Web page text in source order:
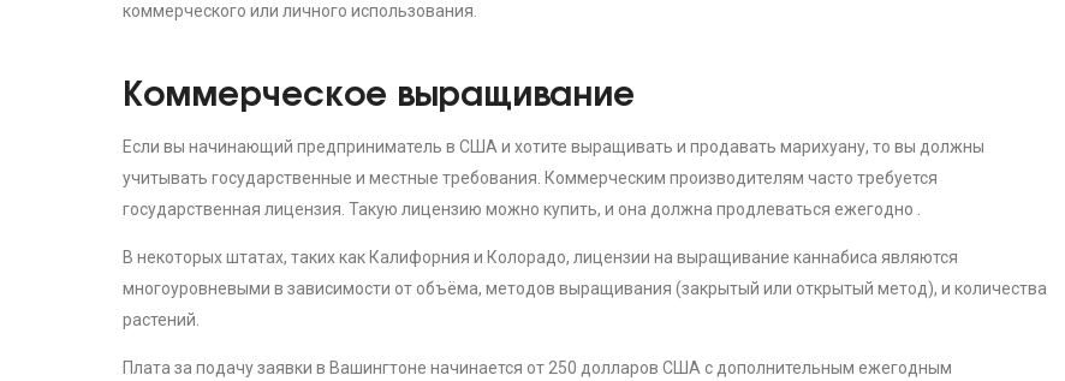
коммерческого или личного использования.
Коммерческое выращивание
Если вы начинающий предприниматель в США и хотите выращивать и продавать марихуану, то вы должны
учитывать государственные и местные требования. Коммерческим производителям часто требуется
государственная лицензия. Такую лицензию можно купить, и она должна продлеваться ежегодно .
В некоторых штатах, таких как Калифорния и Колорадо, лицензии на выращивание каннабиса являются
многоуровневыми в зависимости от объёма, методов выращивания (закрытый или открытый метод), и количества
растений.
Плата за подачу заявки в Вашингтоне начинается от 250 долларов США с дополнительным ежегодным